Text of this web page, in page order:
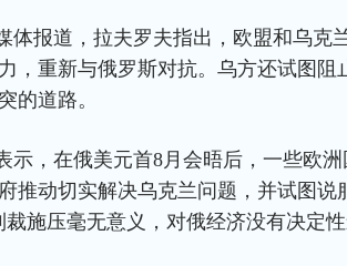
体报道，拉夫罗夫指出，欧盟和乌克
，重新与俄罗斯对抗。乌方还试图阻
的道路。
示，在俄美元首8月会晤后，一些欧
推动切实解决乌克兰问题，并试图说
裁施压毫无意义，对俄经济没有决定